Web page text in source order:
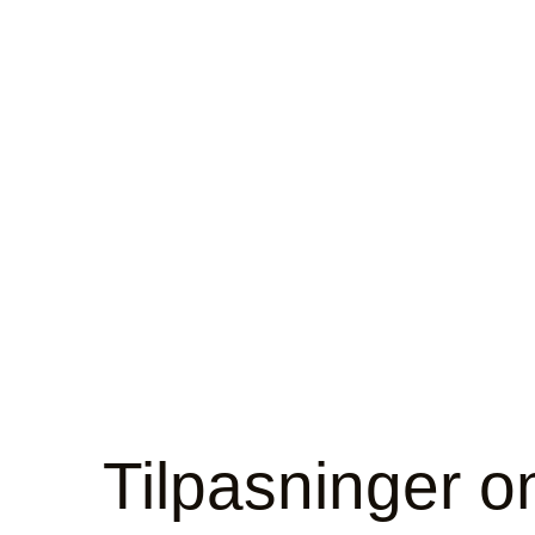
Tilpasninger